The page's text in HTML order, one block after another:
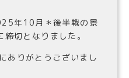
年10月＊後半戦の景
切となりました。
ありがとうございまし